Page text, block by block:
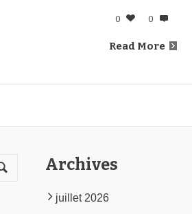
0 0
Read More
Archives
juillet 2026